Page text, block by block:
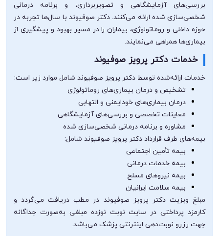
بررسی‌های آزمایشگاهی و تصویربرداری، و برنامه درمانی
شخصی‌سازی شده ارائه می‌کنند. دکتر صوفیوند با سال‌ها تجربه در
حوزه داخلی و روماتولوژی، بیماران را در مسیر بهبود و پیشگیری از
بیماری‌ها همراهی می‌نمایند.
خدمات دکتر پرویز صوفیوند
خدمات ارائه‌شده توسط دکتر پرویز صوفیوند شامل موارد زیر است:
تشخیص و درمان بیماری‌های روماتولوژی
درمان بیماری‌های خودایمنی و التهابی
معاینات تخصصی و بررسی‌های آزمایشگاهی
مشاوره و برنامه درمانی شخصی‌سازی شده
بیمه‌های طرف قرارداد دکتر پرویز صوفیوند شامل:
بیمه تأمین اجتماعی
بیمه خدمات درمانی
بیمه نیروهای مسلح
بیمه سلامت ایرانیان
مبلغ ویزیت دکتر پرویز صوفیوند در مطب دریافت می‌گردد و
کارمزد پرداختی در سایت نوبت نوزده مبلغی به‌صورت جداگانه
جهت رزرو نوبت‌دهی اینترنتی پزشک می‌باشد.